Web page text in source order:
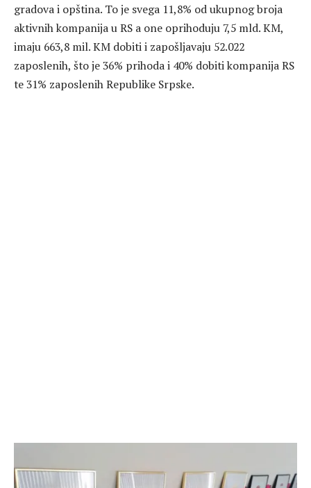
gradova i opština. To je svega 11,8% od ukupnog broja
aktivnih kompanija u RS a one oprihoduju 7,5 mld. KM,
imaju 663,8 mil. KM dobiti i zapošljavaju 52.022
zaposlenih, što je 36% prihoda i 40% dobiti kompanija RS
te 31% zaposlenih Republike Srpske.